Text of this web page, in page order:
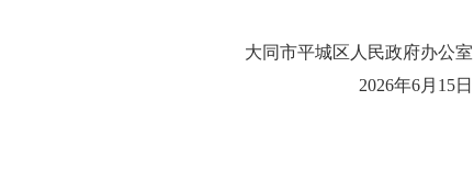
大同市平城区人民政府办公室
2026年6月15日